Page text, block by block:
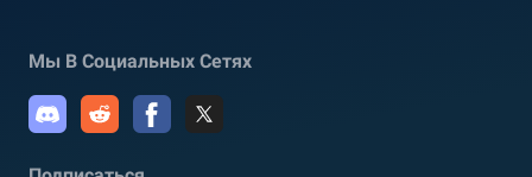
Мы В Социальных Сетях